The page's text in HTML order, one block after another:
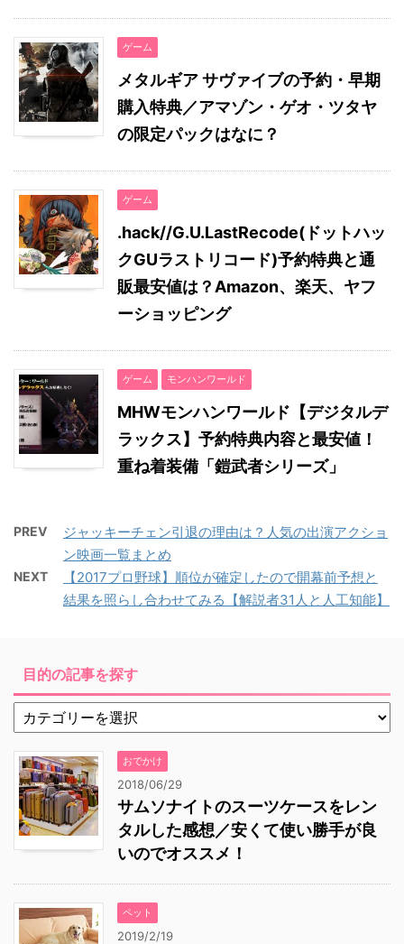
ゲーム
メタルギア サヴァイブの予約・早期
購入特典／アマゾン・ゲオ・ツタヤ
の限定パックはなに？
ゲーム
.hack//G.U.LastRecode(ドットハッ
クGUラストリコード)予約特典と通
販最安値は？Amazon、楽天、ヤフ
ーショッピング
ゲーム モンハンワールド
MHWモンハンワールド【デジタルデ
ラックス】予約特典内容と最安値！
重ね着装備「鎧武者シリーズ」
PREV
ジャッキーチェン引退の理由は？人気の出演アクショ
ン映画一覧まとめ
NEXT
【2017プロ野球】順位が確定したので開幕前予想と
結果を照らし合わせてみる【解説者31人と人工知能】
目的の記事を探す
おでかけ
2018/06/29
サムソナイトのスーツケースをレン
タルした感想／安くて使い勝手が良
いのでオススメ！
ペット
2019/2/19